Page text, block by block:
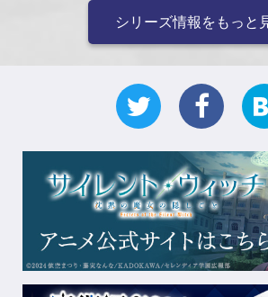
シリーズ情報をもっと